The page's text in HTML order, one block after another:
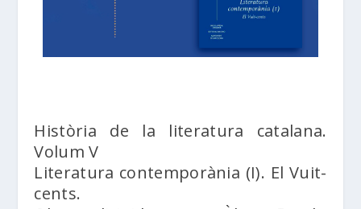
Història de la literatura catalana.
Volum V
Literatura contemporània (I). El Vuit-
cents.